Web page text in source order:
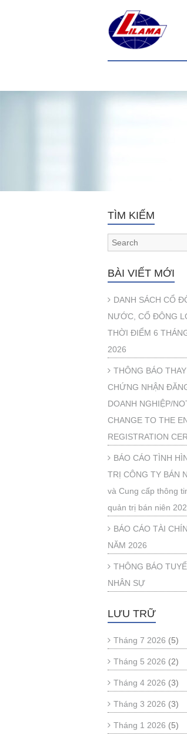
TÌM KIẾM
BÀI VIẾT MỚI
DANH SÁCH CỔ
NƯỚC, CỔ ĐÔNG
THỜI ĐIỂM 6
2026
THÔNG BÁO
CHỨNG NHẬN
DOANH NGHIỆP/
CHANGE TO THE
REGISTRATION
BÁO CÁO TÌNH
TRỊ CÔNG TY BÁN
và Cung cấp thông
quản trị bán niên
BÁO CÁO TÀI
NĂM 2026
THÔNG BÁO
NHÂN SỰ
LƯU TRỮ
Tháng 7 2026 (5)
Tháng 5 2026 (2)
Tháng 4 2026 (3)
Tháng 3 2026 (3)
Tháng 1 2026 (5)